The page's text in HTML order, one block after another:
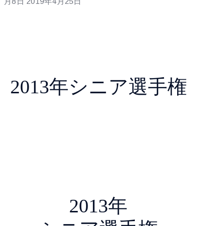
2013年シニア選手権
2013年